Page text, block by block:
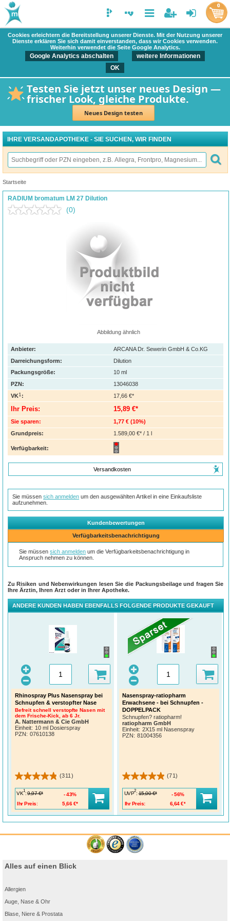
Cookies erleichtern die Bereitstellung unserer Dienste. Mit der Nutzung unserer
Dienste erklären Sie sich damit einverstanden, dass wir Cookies verwenden.
Weiterhin verwendet die Seite Google Analytics.
Google Analytics abschalten
weitere Informationen
OK
Testen Sie jetzt unser neues Design —
frischer Look, gleiche Produkte.
Neues Design testen
0
IHRE VERSANDAPOTHEKE - SIE SUCHEN, WIR FINDEN
Startseite
RADIUM bromatum LM 27 Dilution
(0)
Abbildung ähnlich
Anbieter:
ARCANA Dr. Sewerin GmbH & Co.KG
Darreichungsform:
Dilution
Packungsgröße:
10 ml
PZN:
13046038
VK1: 17,66 €*
Ihr Preis: 15,89 €*
Sie sparen: 1,77 € (10%)
Grundpreis:
1.589,00 €* / 1 l
Verfügbarkeit:
Versandkosten
Sie müssensich anmelden um den ausgewählten Artikel in eine Einkaufsliste
aufzunehmen.
Kundenbewertungen
Verfügbarkeitsbenachrichtigung
Sie müssensich anmelden um die Verfügbarkeitsbenachrichtigung in
Anspruch nehmen zu können.
Zu Risiken und Nebenwirkungen lesen Sie die Packungsbeilage und fragen Sie
Ihre Ärztin, Ihren Arzt oder in Ihrer Apotheke.
ANDERE KUNDEN HABEN EBENFALLS FOLGENDE PRODUKTE GEKAUFT
Rhinospray Plus Nasenspray bei
Schnupfen & verstopfter Nase
Befreit schnell verstopfte Nasen mit
dem Frische-Kick, ab 6 Jr.
A. Nattermann & Cie GmbH
Einheit: 10 ml Dosierspray
PZN : 07610138
(311)
VK
1
: 9,97 €*
Ihr Preis:
5,66 €*
43%
Nasenspray-ratiopharm
Erwachsene - bei Schnupfen -
DOPPELPACK
Schnupfen? ratiopharm!
ratiopharm GmbH
Einheit: 2X15 ml Nasenspray
PZN : 81004356
(71)
UVP
2
: 15,00 €*
Ihr Preis:
6,64 €*
56%
Alles auf einen Blick
Allergien
Auge, Nase & Ohr
Blase, Niere & Prostata